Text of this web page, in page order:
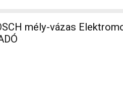
Trekking/cross 25